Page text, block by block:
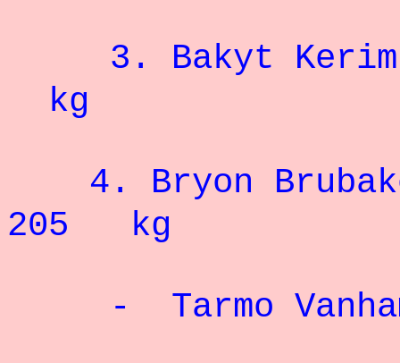
3. Bakyt
kg
4. Bryon
205 kg
- Tarmo